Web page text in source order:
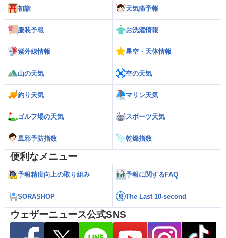
初詣 天気痛予報
服装予報 お洗濯情報
紫外線情報 星空・天体情報
山の天気 空の天気
釣り天気 マリン天気
ゴルフ場の天気 スポーツ天気
風邪予防指数 乾燥指数
便利なメニュー
予報精度向上の取り組み 予報に関するFAQ
SORASHOP The Last 10-second
ウェザーニュース公式SNS